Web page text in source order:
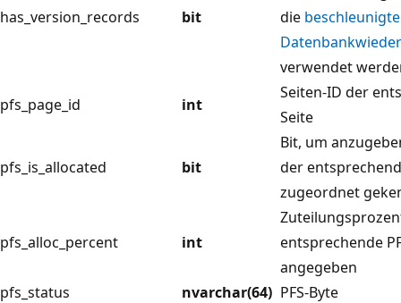
has_version_records bit
die beschleunigte
verwendet
pfs_page_id
int
Seiten-ID der
Seite
pfs_is_allocated bit
Bit, um
der
zugeordnet
pfs_alloc_percent int
entsprechende
angegeben
pfs_status
nvarchar(64) PFS-Byte